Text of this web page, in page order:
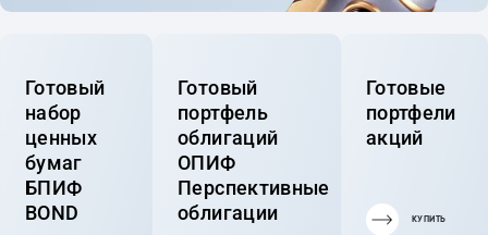
Готовый
набор
ценных
бумаг
БПИФ
BOND
Готовый
портфель
облигаций
ОПИФ
Перспективные
облигации
Готовые
портфели
акций
КУПИТЬ